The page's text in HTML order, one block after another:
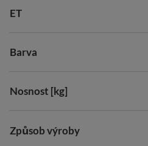
ET
Barva
Nosnost [kg]
Způsob výroby